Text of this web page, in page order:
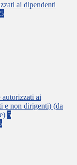
ai dipendenti
5
ai
e non dirigenti) (da
5